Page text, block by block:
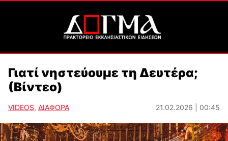
Γιατί νηστεύουμε τη Δευτέρα;
(Βίντεο)
VIDEOS, ΔΙΑΦΟΡΑ 21.02.2026 | 00:45